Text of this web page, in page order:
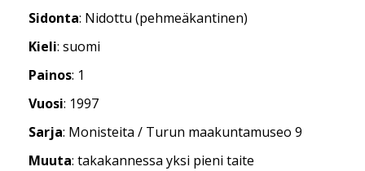
Sidonta: Nidottu (pehmeäkantinen)
Kieli: suomi
Painos: 1
Vuosi: 1997
Sarja: Monisteita / Turun maakuntamuseo 9
Muuta: takakannessa yksi pieni taite